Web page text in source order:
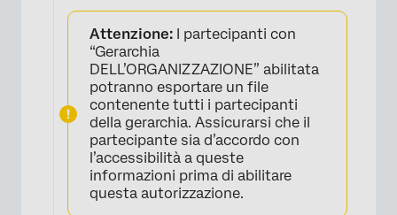
Attenzione: I partecipanti con
“Gerarchia
DELL’ORGANIZZAZIONE” abilitata
potranno esportare un file
contenente tutti i partecipanti
della gerarchia. Assicurarsi che il
partecipante sia d’accordo con
l’accessibilità a queste
informazioni prima di abilitare
questa autorizzazione.